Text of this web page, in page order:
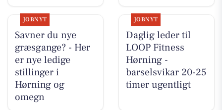
JOBNYT
Savner du nye
græsgange? - Her
er nye ledige
stillinger i
Hørning og
omegn
JOBNYT
Daglig leder til
LOOP Fitness
Hørning -
barselsvikar 20-25
timer ugentligt